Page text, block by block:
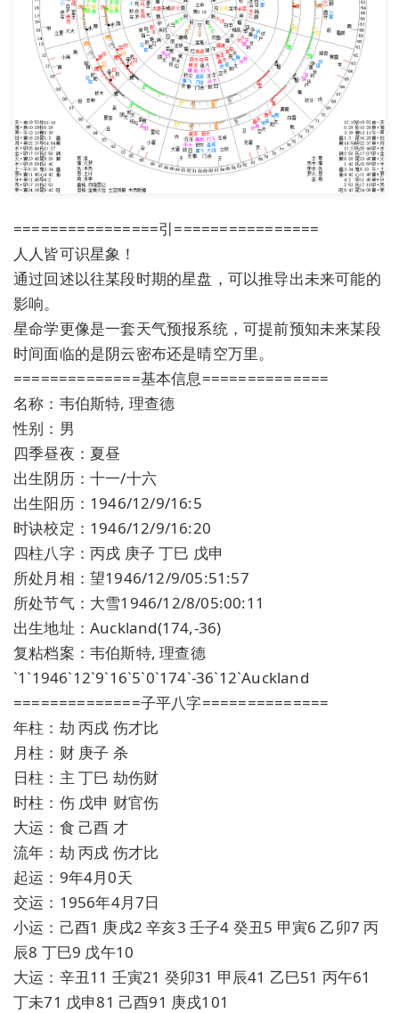
================引================
人人皆可识星象！
通过回述以往某段时期的星盘，可以推导出未来可能的
影响。
星命学更像是一套天气预报系统，可提前预知未来某段
时间面临的是阴云密布还是晴空万里。
==============基本信息==============
名称：韦伯斯特, 理查德
性别：男
四季昼夜：夏昼
出生阴历：十一/十六
出生阳历：1946/12/9/16:5
时诀校定：1946/12/9/16:20
四柱八字：丙戌 庚子 丁巳 戊申
所处月相：望1946/12/9/05:51:57
所处节气：大雪1946/12/8/05:00:11
出生地址：Auckland(174,-36)
复粘档案：韦伯斯特, 理查德
`1`1946`12`9`16`5`0`174`-36`12`Auckland
==============子平八字==============
年柱：劫 丙戌 伤才比
月柱：财 庚子 杀
日柱：主 丁巳 劫伤财
时柱：伤 戊申 财官伤
大运：食 己酉 才
流年：劫 丙戌 伤才比
起运：9年4月0天
交运：1956年4月7日
小运：己酉1 庚戌2 辛亥3 壬子4 癸丑5 甲寅6 乙卯7 丙
辰8 丁巳9 戊午10
大运：辛丑11 壬寅21 癸卯31 甲辰41 乙巳51 丙午61
丁未71 戊申81 己酉91 庚戌101